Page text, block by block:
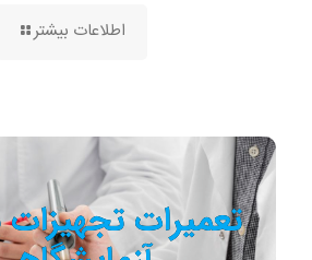
اطلاعات بیشتر
تعمیرات تجهیزات